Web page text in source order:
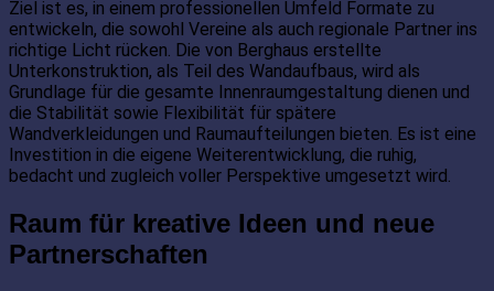
Ziel ist es, in einem professionellen Umfeld Formate zu
entwickeln, die sowohl Vereine als auch regionale Partner ins
richtige Licht rücken. Die von Berghaus erstellte
Unterkonstruktion, als Teil des Wandaufbaus, wird als
Grundlage für die gesamte Innenraumgestaltung dienen und
die Stabilität sowie Flexibilität für spätere
Wandverkleidungen und Raumaufteilungen bieten. Es ist eine
Investition in die eigene Weiterentwicklung, die ruhig,
bedacht und zugleich voller Perspektive umgesetzt wird.
Raum für kreative Ideen und neue
Partnerschaften